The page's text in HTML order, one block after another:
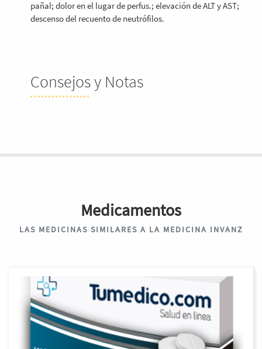
pañal; dolor en el lugar de perfus.; elevación de ALT y AST;
descenso del recuento de neutrófilos.
Consejos y Notas
Medicamentos
LAS MEDICINAS SIMILARES A LA MEDICINA INVANZ